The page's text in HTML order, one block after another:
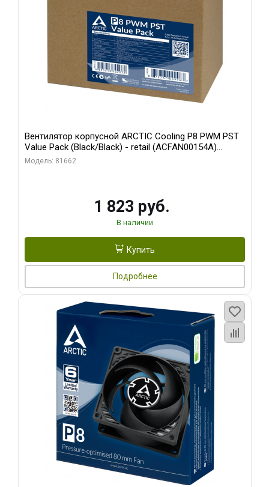
Вентилятор корпусной ARCTIC Cooling P8 PWM PST
Value Pack (Black/Black) - retail (ACFAN00154A)
(702072)
Модель: 81662
1 823 руб.
В наличии
Купить
Подробнее